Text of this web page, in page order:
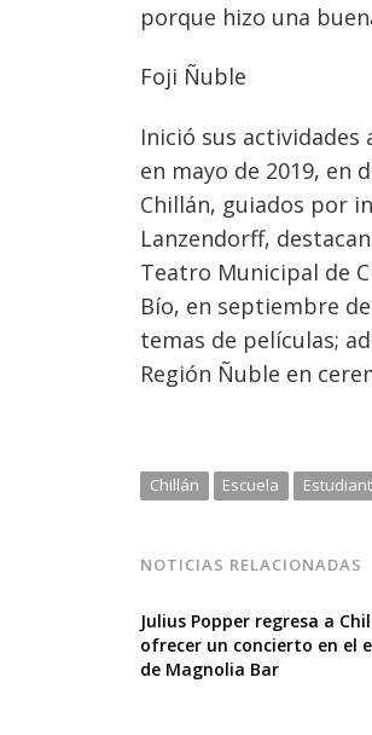
porque hizo una
Foji Ñuble
Inició sus actividades
en mayo de 2019, en
Chillán, guiados por
Lanzendorff,
Teatro Municipal de
Bío, en septiembre
temas de películas;
Región Ñuble en
Chillán Escuela
NOTICIAS RELACIONADAS
Julius Popper regresa a
ofrecer un concierto en el
de Magnolia Bar